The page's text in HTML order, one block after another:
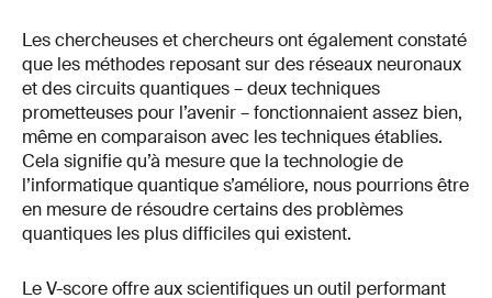
Les chercheuses et chercheurs ont également constaté
que les méthodes reposant sur des réseaux neuronaux
et des circuits quantiques – deux techniques
prometteuses pour l’avenir – fonctionnaient assez bien,
même en comparaison avec les techniques établies.
Cela signifie qu’à mesure que la technologie de
l’informatique quantique s’améliore, nous pourrions être
en mesure de résoudre certains des problèmes
quantiques les plus difficiles qui existent.
Le V-score offre aux scientifiques un outil performant